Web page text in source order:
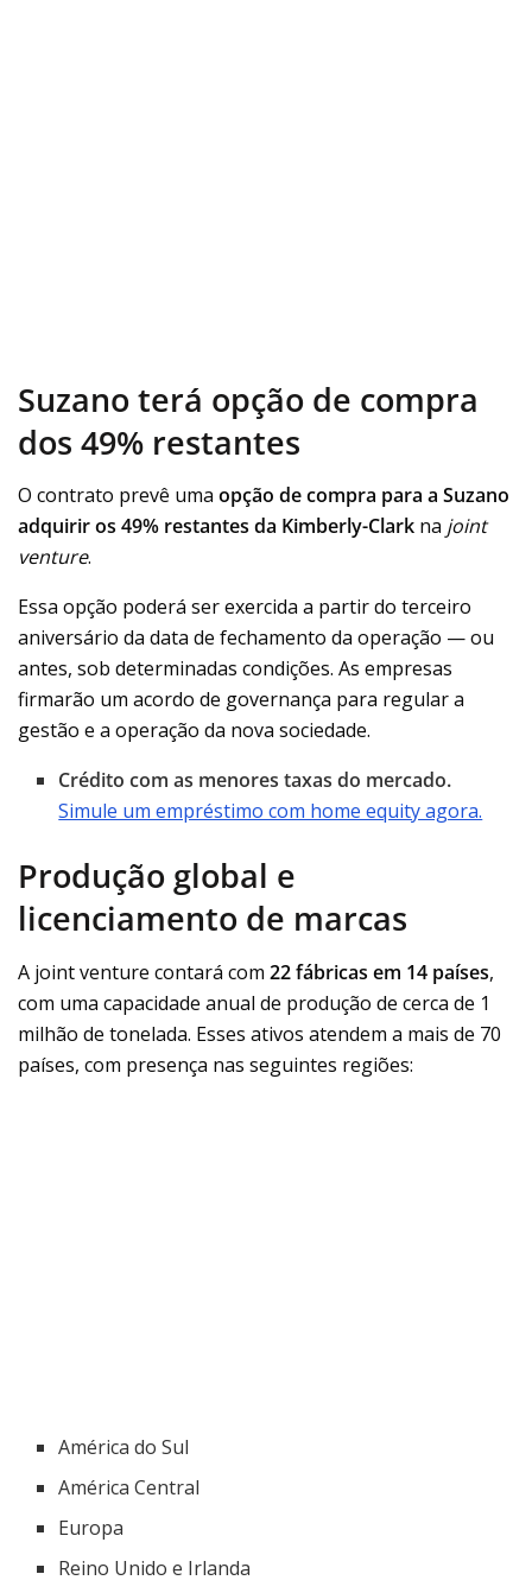
Suzano terá opção de compra
dos 49% restantes
O contrato prevê uma opção de compra para a Suzano
adquirir os 49% restantes da Kimberly-Clark na joint
venture.
Essa opção poderá ser exercida a partir do terceiro
aniversário da data de fechamento da operação — ou
antes, sob determinadas condições. As empresas
firmarão um acordo de governança para regular a
gestão e a operação da nova sociedade.
Crédito com as menores taxas do mercado.
Simule um empréstimo com home equity agora.
Produção global e
licenciamento de marcas
A joint venture contará com 22 fábricas em 14 países,
com uma capacidade anual de produção de cerca de 1
milhão de tonelada. Esses ativos atendem a mais de 70
países, com presença nas seguintes regiões:
América do Sul
América Central
Europa
Reino Unido e Irlanda